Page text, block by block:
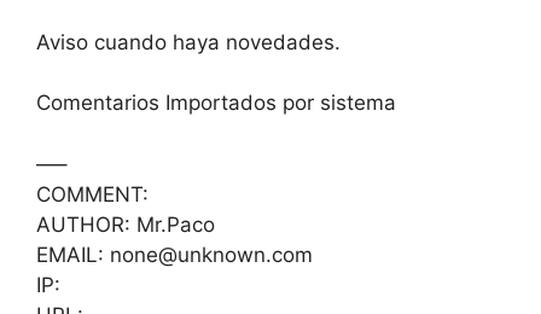
Aviso cuando haya novedades.
Comentarios Importados por sistema
—–
COMMENT:
AUTHOR: Mr.Paco
EMAIL: none@unknown.com
IP: